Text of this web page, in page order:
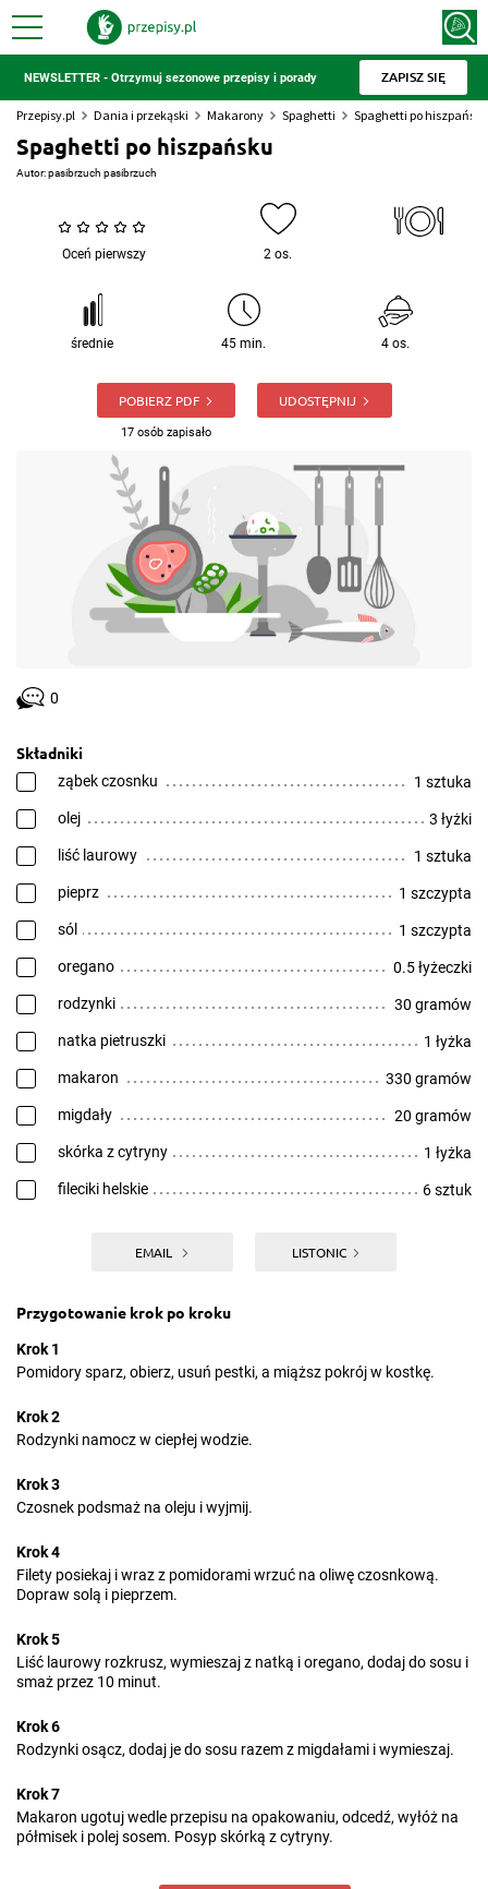
NEWSLETTER - Otrzymuj sezonowe przepisy i porady ZAPISZ SIĘ
Przepisy.pl Dania i przekąski Makarony Spaghetti Spaghetti po hiszpańsku
Spaghetti po hiszpańsku
Autor:pasibrzuch pasibrzuch
Oceń pierwszy 2 os.
średnie 45 min. 4 os.
POBIERZ PDF
17 osób zapisało
UDOSTĘPNIJ
0
Składniki
ząbek czosnku 1 sztuka
olej 3 łyżki
liść laurowy 1 sztuka
pieprz 1 szczypta
sól 1 szczypta
oregano 0.5 łyżeczki
rodzynki 30 gramów
natka pietruszki 1 łyżka
makaron 330 gramów
migdały 20 gramów
skórka z cytryny 1 łyżka
fileciki helskie 6 sztuk
EMAIL LISTONIC
Przygotowanie krok po kroku
Krok 1
Pomidory sparz, obierz, usuń pestki, a miąższ pokrój w kostkę.
Krok 2
Rodzynki namocz w ciepłej wodzie.
Krok 3
Czosnek podsmaż na oleju i wyjmij.
Krok 4
Filety posiekaj i wraz z pomidorami wrzuć na oliwę czosnkową.
Dopraw solą i pieprzem.
Krok 5
Liść laurowy rozkrusz, wymieszaj z natką i oregano, dodaj do sosu i
smaż przez 10 minut.
Krok 6
Rodzynki osącz, dodaj je do sosu razem z migdałami i wymieszaj.
Krok 7
Makaron ugotuj wedle przepisu na opakowaniu, odcedź, wyłóż na
półmisek i polej sosem. Posyp skórką z cytryny.